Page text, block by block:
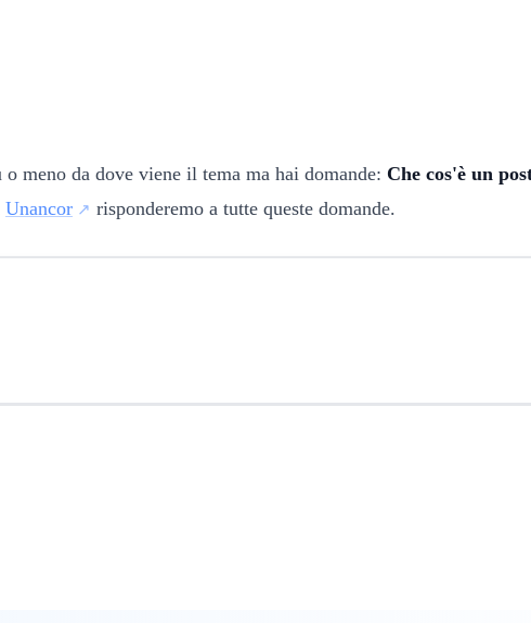
meno da dove viene il tema ma hai domande: Che cos'è un
Unancor risponderemo a tutte queste domande.